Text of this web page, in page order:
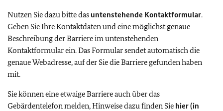
Nutzen Sie dazu bitte das untenstehende Kontaktformular.
Geben Sie Ihre Kontaktdaten und eine möglichst genaue
Beschreibung der Barriere im untenstehenden
Kontaktformular ein. Das Formular sendet automatisch die
genaue Webadresse, auf der Sie die Barriere gefunden haben
mit.
Sie können eine etwaige Barriere auch über das
Gebärdentelefon melden, Hinweise dazu finden Sie hier (in